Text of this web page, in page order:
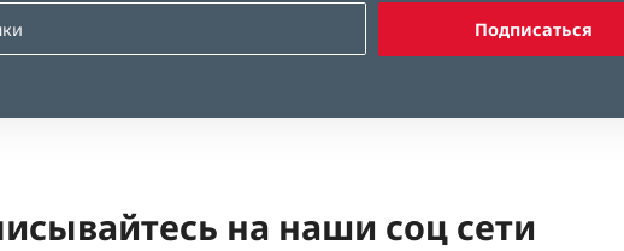
Подписаться
на наши соц сети